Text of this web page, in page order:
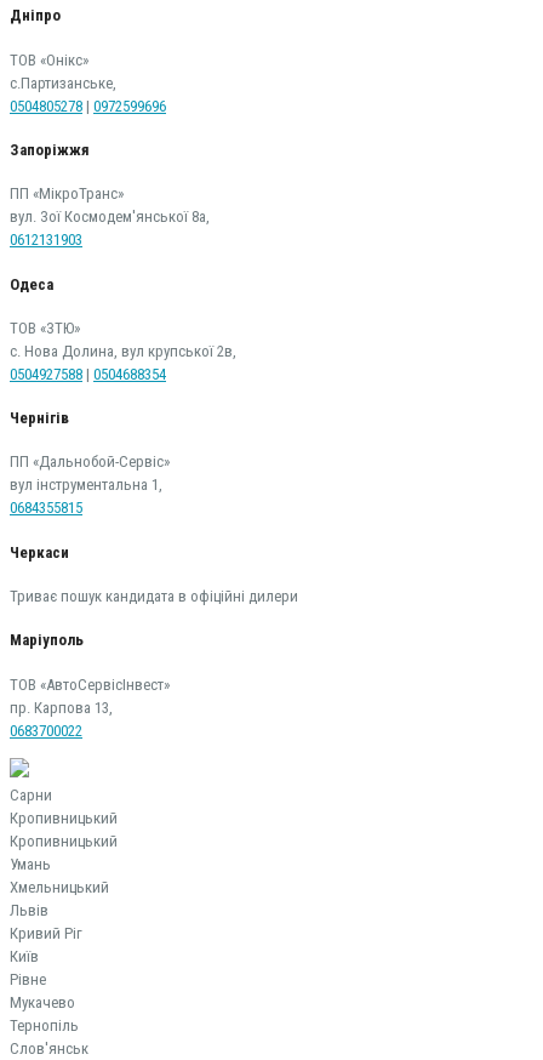
Дніпро
ТОВ «Онікс»
с.Партизанське,
0504805278 | 0972599696
Запоріжжя
ПП «МікроТранс»
вул. Зої Космодем'янської 8а,
0612131903
Одеса
ТОВ «ЗТЮ»
с. Нова Долина, вул крупської 2в,
0504927588 | 0504688354
Чернігів
ПП «Дальнобой-Сервіс»
вул інструментальна 1,
0684355815
Черкаси
Триває пошук кандидата в офіційні дилери
Маріуполь
ТОВ «АвтоСервісІнвест»
пр. Карпова 13,
0683700022
Сарни
Кропивницький
Кропивницький
Умань
Хмельницький
Львів
Кривий Ріг
Київ
Рівне
Мукачево
Тернопіль
Слов'янськ